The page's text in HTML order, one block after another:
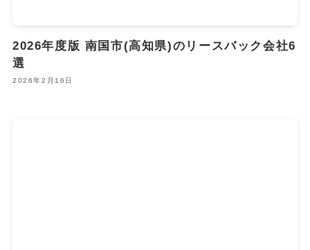
2026年度版 南国市(高知県)のリースバック会社6
選
2026年2月16日